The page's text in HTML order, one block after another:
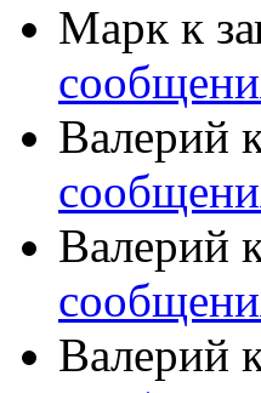
Марк к
Валерий
Валерий
Валерий